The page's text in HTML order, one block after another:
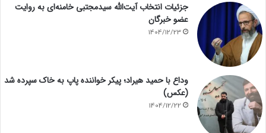
جزئیات انتخاب آیت‌الله سیدمجتبی خامنه‌ای به روایت
عضو خبرگان
1404/12/23
وداع با حمید هیراد؛ پیکر خواننده پاپ به خاک سپرده شد
(عکس)
1404/12/22